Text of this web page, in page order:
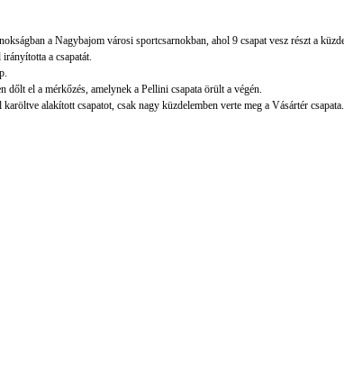
a Nagybajom városi sportcsarnokban, ahol 9 csapat vesz részt a
a csapatát.
dőlt el a mérkőzés, amelynek a Pellini csapata örült a végén.
alakított csapatot, csak nagy küzdelemben verte meg a Vásártér